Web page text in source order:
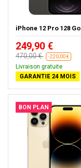
iPhone 12 Pro 128 Go
249,90 €
470,00 € -220,00 €
Livraison gratuite
GARANTIE 24 MOIS
BON PLAN